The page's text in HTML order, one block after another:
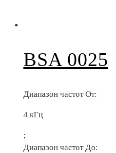
BSA 0025
Диапазон частот От:
4 кГц
;
Диапазон частот До: